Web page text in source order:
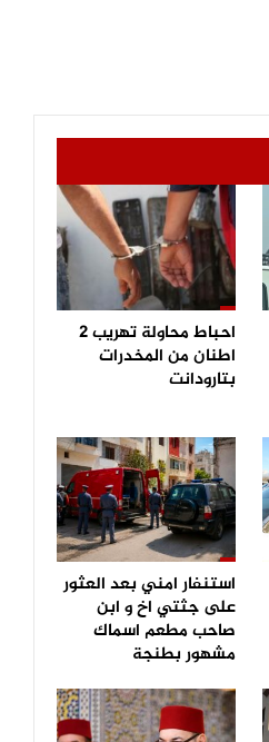
احباط محاولة تهريب 2
اطنان من المخدرات
بتارودانت
استنفار امني بعد العثور
على جثتي اخ و ابن
صاحب مطعم اسماك
مشهور بطنجة